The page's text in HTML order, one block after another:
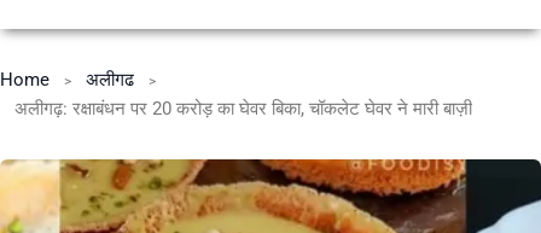
Home
अलीगढ
अलीगढ़: रक्षाबंधन पर 20 करोड़ का घेवर बिका, चॉकलेट घेवर ने मारी बाज़ी